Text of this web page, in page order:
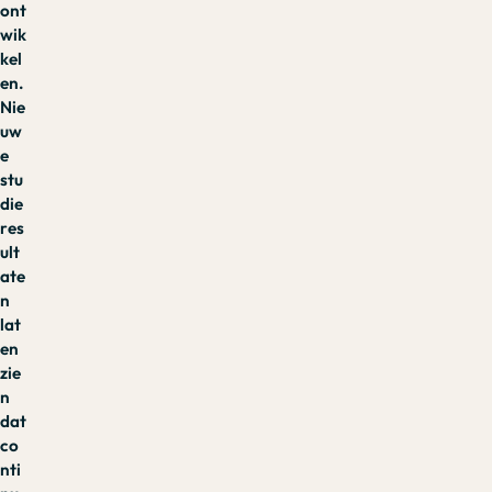
ont
wik
kel
en.
Nie
uw
e
stu
die
res
ult
ate
n
lat
en
zie
n
dat
co
nti